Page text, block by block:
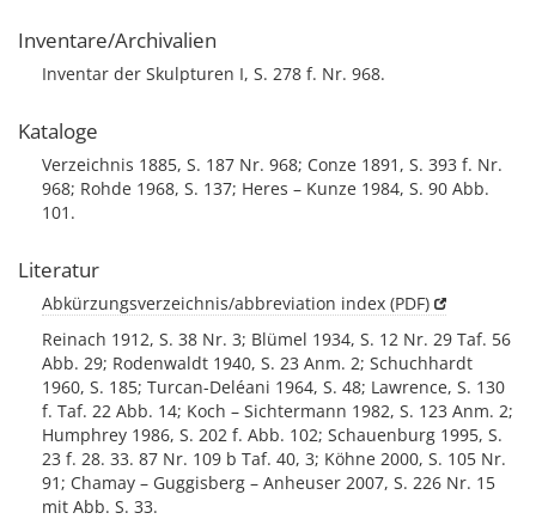
Inventare/Archivalien
Inventar der Skulpturen I, S. 278 f. Nr. 968.
Kataloge
Verzeichnis 1885, S. 187 Nr. 968; Conze 1891, S. 393 f. Nr.
968; Rohde 1968, S. 137; Heres – Kunze 1984, S. 90 Abb.
101.
Literatur
Abkürzungsverzeichnis/abbreviation index (PDF)
Reinach 1912, S. 38 Nr. 3; Blümel 1934, S. 12 Nr. 29 Taf. 56
Abb. 29; Rodenwaldt 1940, S. 23 Anm. 2; Schuchhardt
1960, S. 185; Turcan-Deléani 1964, S. 48; Lawrence, S. 130
f. Taf. 22 Abb. 14; Koch – Sichtermann 1982, S. 123 Anm. 2;
Humphrey 1986, S. 202 f. Abb. 102; Schauenburg 1995, S.
23 f. 28. 33. 87 Nr. 109 b Taf. 40, 3; Köhne 2000, S. 105 Nr.
91; Chamay – Guggisberg – Anheuser 2007, S. 226 Nr. 15
mit Abb. S. 33.